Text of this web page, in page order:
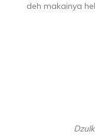
deh makainya